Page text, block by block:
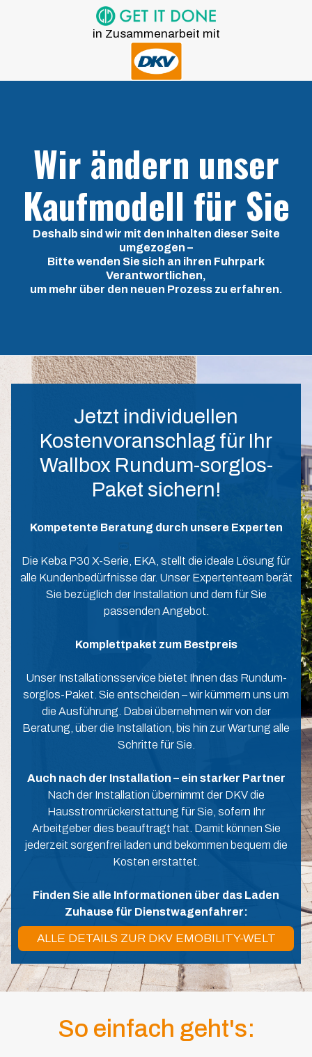
in Zusammenarbeit mit
Wir ändern unser
Kaufmodell für Sie
Deshalb sind wir mit den Inhalten dieser Seite
umgezogen –
Bitte wenden Sie sich an ihren Fuhrpark
Verantwortlichen,
um mehr über den neuen Prozess zu erfahren.
Jetzt individuellen
Kostenvoranschlag für Ihr
Wallbox Rundum-sorglos-
Paket sichern!
Kompetente Beratung durch unsere Experten
Die Keba P30 X-Serie, EKA, stellt die ideale Lösung für
alle Kundenbedürfnisse dar. Unser Expertenteam berät
Sie bezüglich der Installation und dem für Sie
passenden Angebot.
Komplettpaket zum Bestpreis
Unser Installationsservice bietet Ihnen das Rundum-
sorglos-Paket. Sie entscheiden – wir kümmern uns um
die Ausführung. Dabei übernehmen wir von der
Beratung, über die Installation, bis hin zur Wartung alle
Schritte für Sie.
Auch nach der Installation – ein starker Partner
Nach der Installation übernimmt der DKV die
Hausstromrückerstattung für Sie, sofern Ihr
Arbeitgeber dies beauftragt hat. Damit können Sie
jederzeit sorgenfrei laden und bekommen bequem die
Kosten erstattet.
Finden Sie alle Informationen über das Laden
Zuhause für Dienstwagenfahrer:
ALLE DETAILS ZUR DKV EMOBILITY-WELT
So einfach geht's: